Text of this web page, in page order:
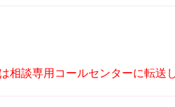
相談専用コールセンターに転送